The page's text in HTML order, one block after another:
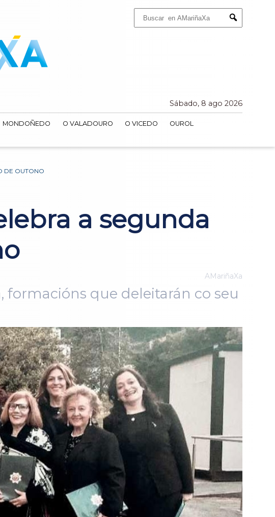
Submit
Sábado, 8 ago 2026
MONDOÑEDO O VALADOURO O VICEDO
OUROL
DE OUTONO
a segunda
AMariñaXa
formacións que deleitarán co seu